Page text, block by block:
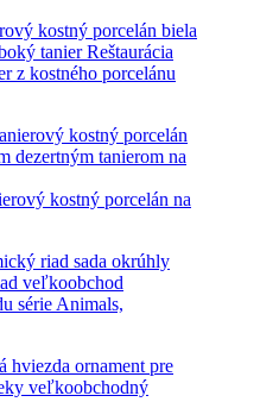
z kostného porcelánu
kostný porcelán na
série Animals,